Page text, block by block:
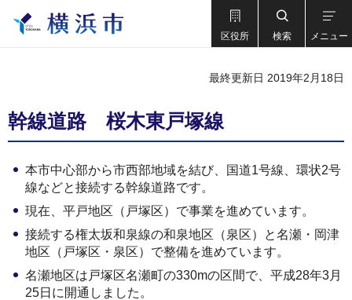
区役所 検索 メニュー
最終更新日 2019年2月18日
幹線道路 桜木東戸塚線
本市中心部から市西部地域を結び、国道1号線、環状2号
線などと接続する幹線道路です。
現在、平戸地区（戸塚区）で事業を進めています。
接続する権太坂和泉線の和泉地区（泉区）と名瀬・岡津
地区（戸塚区・泉区）で整備を進めています。
名瀬地区は戸塚区名瀬町の330mの区間で、平成28年3月
25日に開通しました。